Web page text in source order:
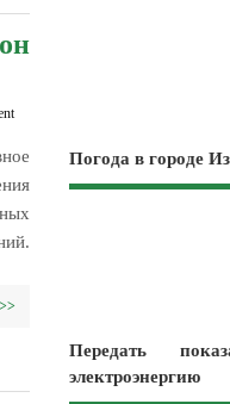
Погода в городе
Передать
электроэнергию